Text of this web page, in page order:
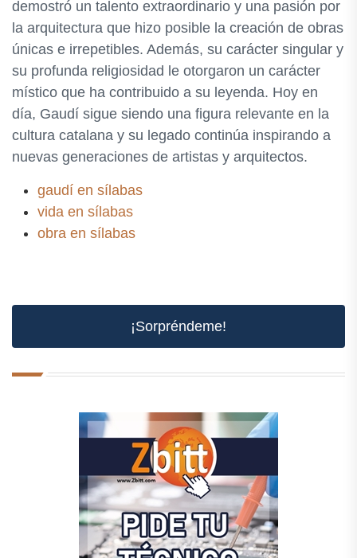
demostró un talento extraordinario y una pasión por
la arquitectura que hizo posible la creación de obras
únicas e irrepetibles. Además, su carácter singular y
su profunda religiosidad le otorgaron un carácter
místico que ha contribuido a su leyenda. Hoy en
día, Gaudí sigue siendo una figura relevante en la
cultura catalana y su legado continúa inspirando a
nuevas generaciones de artistas y arquitectos.
gaudí en sílabas
vida en sílabas
obra en sílabas
¡Sorpréndeme!